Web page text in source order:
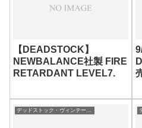
【DEADSTOCK】
NEWBALANCE社製 FIRE
RETARDANT LEVEL7.